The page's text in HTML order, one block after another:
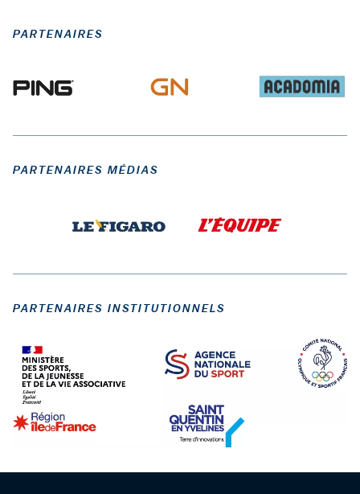
PARTENAIRES
PARTENAIRES MÉDIAS
PARTENAIRES INSTITUTIONNELS